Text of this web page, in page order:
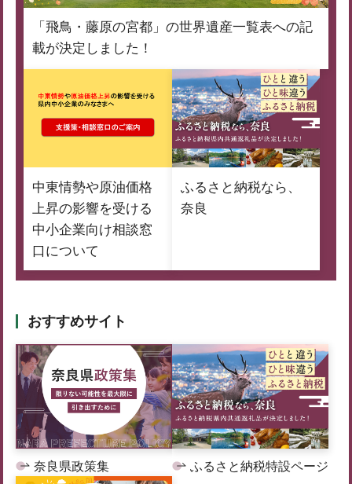
「飛鳥・藤原の宮都」の世界遺産一覧表への記
載が決定しました！
中東情勢や原油価格
上昇の影響を受ける
中小企業向け相談窓
口について
ふるさと納税なら、
奈良
おすすめサイト
奈良県政策集 ふるさと納税特設ページ